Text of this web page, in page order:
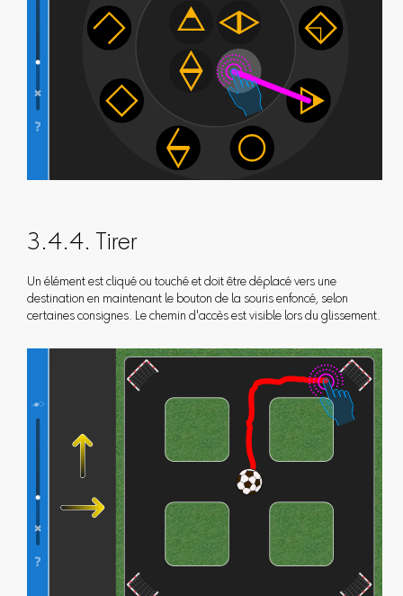
3.4.4. Tirer
Un élément est cliqué ou touché et doit être déplacé vers une
destination en maintenant le bouton de la souris enfoncé, selon
certaines consignes. Le chemin d'accès est visible lors du glissement.